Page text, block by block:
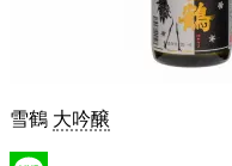
雪鶴 大吟醸